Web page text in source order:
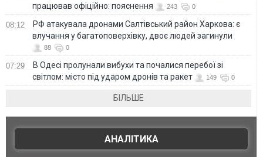
працював офіційно: пояснення
243 0
08:12
РФ атакувала дронами Салтівський район Харкова: є
влучання у багатоповерхівку, двоє людей загинули
88 0
07:29
В Одесі пролунали вибухи та почалися перебої зі
світлом: місто під ударом дронів та ракет
149 0
БІЛЬШЕ
АНАЛІТИКА